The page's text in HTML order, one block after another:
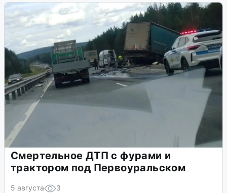
Смертельное ДТП с фурами и
трактором под Первоуральском
5 августа 3